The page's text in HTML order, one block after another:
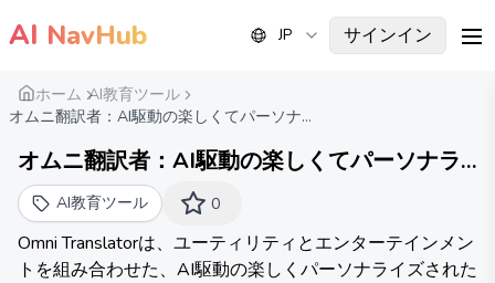
AI NavHub JP サインイン
ホーム AI教育ツール
オムニ翻訳者：AI駆動の楽しくてパーソナ...
オムニ翻訳者：AI駆動の楽しくてパーソナラ
イズされたオールインワン翻訳ウェブサイト
AI教育ツール 0
Omni Translatorは、ユーティリティとエンターテインメン
トを組み合わせた、AI駆動の楽しくパーソナライズされた